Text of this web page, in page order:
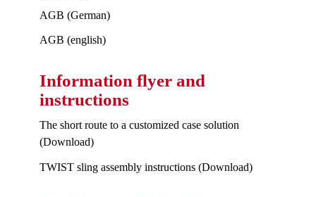
AGB (German)
AGB (english)
Information flyer and
instructions
The short route to a customized case solution
(Download)
TWIST sling assembly instructions (Download)